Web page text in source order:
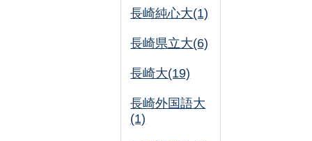
長崎純心大(1)
長崎県立大(6)
長崎大(19)
長崎外国語大
(1)